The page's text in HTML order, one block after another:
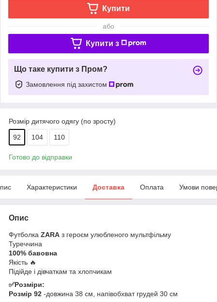
Купити
або
Купити з
Що таке купити з Пром?
Замовлення під захистом
Розмір дитячого одягу (по зросту)
92 104 110
Готово до відправки
Характеристики Доставка Оплата Умови
Опис
Футболка ZARA з героєм улюбленого мультфільму
Туреччина
100% бавовна
Якість 🔥
Підійде і дівчаткам та хлопчикам
✅Розміри:
Розмір 92 -довжина 38 см, напівобхват грудей 30 см